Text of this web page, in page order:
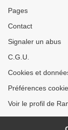
Pages
Contact
Signaler un abus
C.G.U.
Cookies et
Préférences
Voir le profil de